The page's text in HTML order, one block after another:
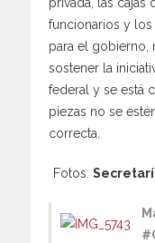
funcionarios y los
para el gobierno,
sostener la
federal y se está
piezas no se
correcta.
Fotos: